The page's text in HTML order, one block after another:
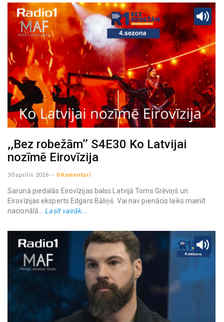
,,Bez robežām’’ S4E30 Ko Latvijai
nozīmē Eirovīzija
30 aprilis 2026 -- 0 Komentāri
Sarunā piedalās Eirovīzijas balss Latvijā Toms Grēviņš un
Eirovīzijas eksperts Edgars Bāliņš. Vai nav pienācis laiks mainīt
nacionālā... Lasīt vairāk...